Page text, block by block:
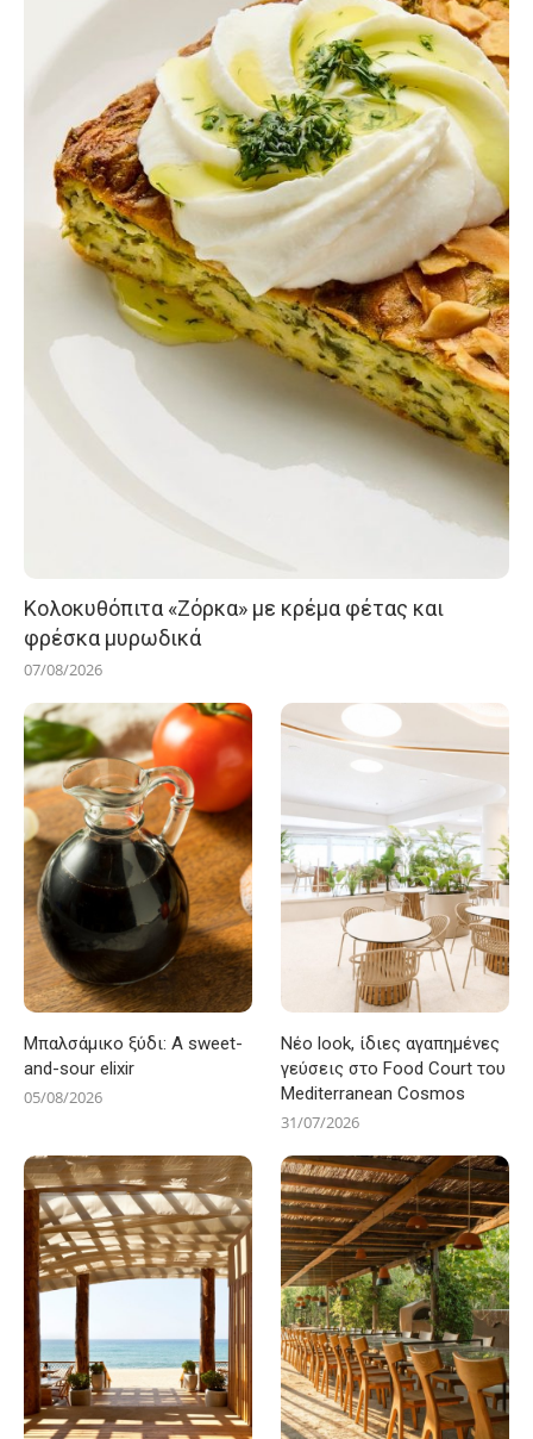
Κολοκυθόπιτα «Ζόρκα» με κρέμα φέτας και
φρέσκα μυρωδικά
07/08/2026
Μπαλσάμικο ξύδι: A sweet-
and-sour elixir
05/08/2026
Νέο look, ίδιες αγαπημένες
γεύσεις στο Food Court του
Mediterranean Cosmos
31/07/2026